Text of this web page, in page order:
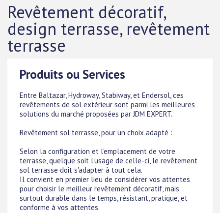
Revêtement décoratif,
design terrasse, revêtement
terrasse
Produits ou Services
Entre Baltazar, Hydroway, Stabiway, et Endersol, ces
revêtements de sol extérieur sont parmi les meilleures
solutions du marché proposées par JDM EXPERT.
Revêtement sol terrasse, pour un choix adapté :
Selon la configuration et l'emplacement de votre
terrasse, quelque soit l'usage de celle-ci, le revêtement
sol terrasse doit s'adapter à tout cela.
Il convient en premier lieu de considérer vos attentes
pour choisir le meilleur revêtement décoratif, mais
surtout durable dans le temps, résistant, pratique, et
conforme à vos attentes.